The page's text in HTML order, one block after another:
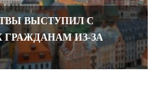
ВЫСТУПИЛ С
ИЗ-ЗА